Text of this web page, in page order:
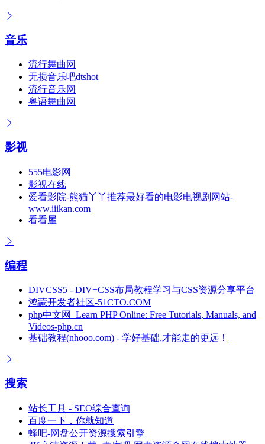
音乐
流行舞曲网
无损音乐吧dtshot
流行音乐网
粤语舞曲网
影视
555电影网
影视在线
爱看影院-熊猫丫丫推荐最好看的电影电视剧网站-
www.iiikan.com
看看屋
编程
DIVCSS5 - DIV+CSS布局教程学习与CSS资源分享平台
鸿蒙开发者社区-51CTO.COM
php中文网_Learn PHP Online: Free Tutorials, Manuals, and
Videos-php.cn
基础教程(nhooo.com) - 学好基础,才能走的更远！
搜索
站长工具 - SEO综合查询
百度一下，你就知道
蜂吧-网盘公开资源搜索引擎